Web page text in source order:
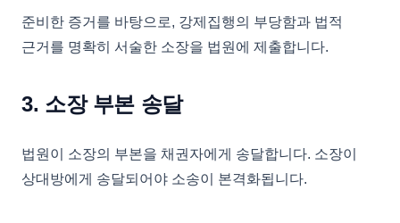
준비한 증거를 바탕으로, 강제집행의 부당함과 법적
근거를 명확히 서술한 소장을 법원에 제출합니다.
3. 소장 부본 송달
법원이 소장의 부본을 채권자에게 송달합니다. 소장이
상대방에게 송달되어야 소송이 본격화됩니다.